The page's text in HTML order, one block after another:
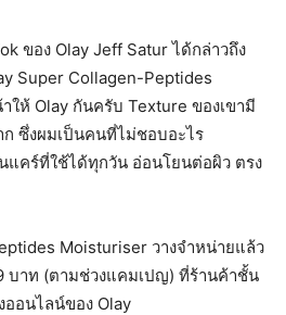
ของ Olay Jeff Satur ได้กล่าวถึง
Super Collagen-Peptides
ให้ Olay กันครับ Texture ของเขามี
ซึ่งผมเป็นคนที่ไม่ชอบอะไร
แคร์ที่ใช้ได้ทุกวัน อ่อนโยนต่อผิว ตรง
Moisturiser วางจำหน่ายแล้ว
บาท (ตามช่วงแคมเปญ) ที่ร้านค้าชั้น
ออนไลน์ของ Olay